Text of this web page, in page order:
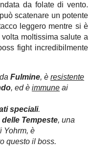
da folate di vento.
scatenare un potente
leggero mentre si è
moltissima salute a
fight incredibilmente
Fulmine, è resistente
, ed è immune ai
speciali.
Tempeste, una
Yohrm, è
questo il boss.